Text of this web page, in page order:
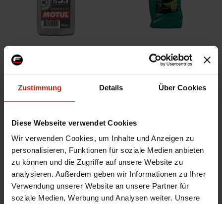
Zustimmung Details Über Cookies
Diese Webseite verwendet Cookies
Wir verwenden Cookies, um Inhalte und Anzeigen zu
personalisieren, Funktionen für soziale Medien anbieten
zu können und die Zugriffe auf unsere Website zu
analysieren. Außerdem geben wir Informationen zu Ihrer
Verwendung unserer Website an unsere Partner für
soziale Medien, Werbung und Analysen weiter. Unsere
Kupplungsflüssigkeit Dot 5.1
500ml
nur noch 1 Stück auf Lager
10,75 €
Eurol Bremsflüssigkeit
Voraussichtliche Lieferzeit beträgt